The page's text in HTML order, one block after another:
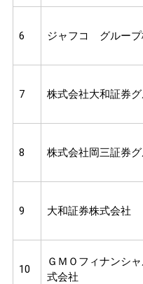
6 ジャフコ グループ
7 株式会社大和証券
8 株式会社岡三証券
9 大和証券株式会社
10
ＧＭＯフィナンシ
式会社